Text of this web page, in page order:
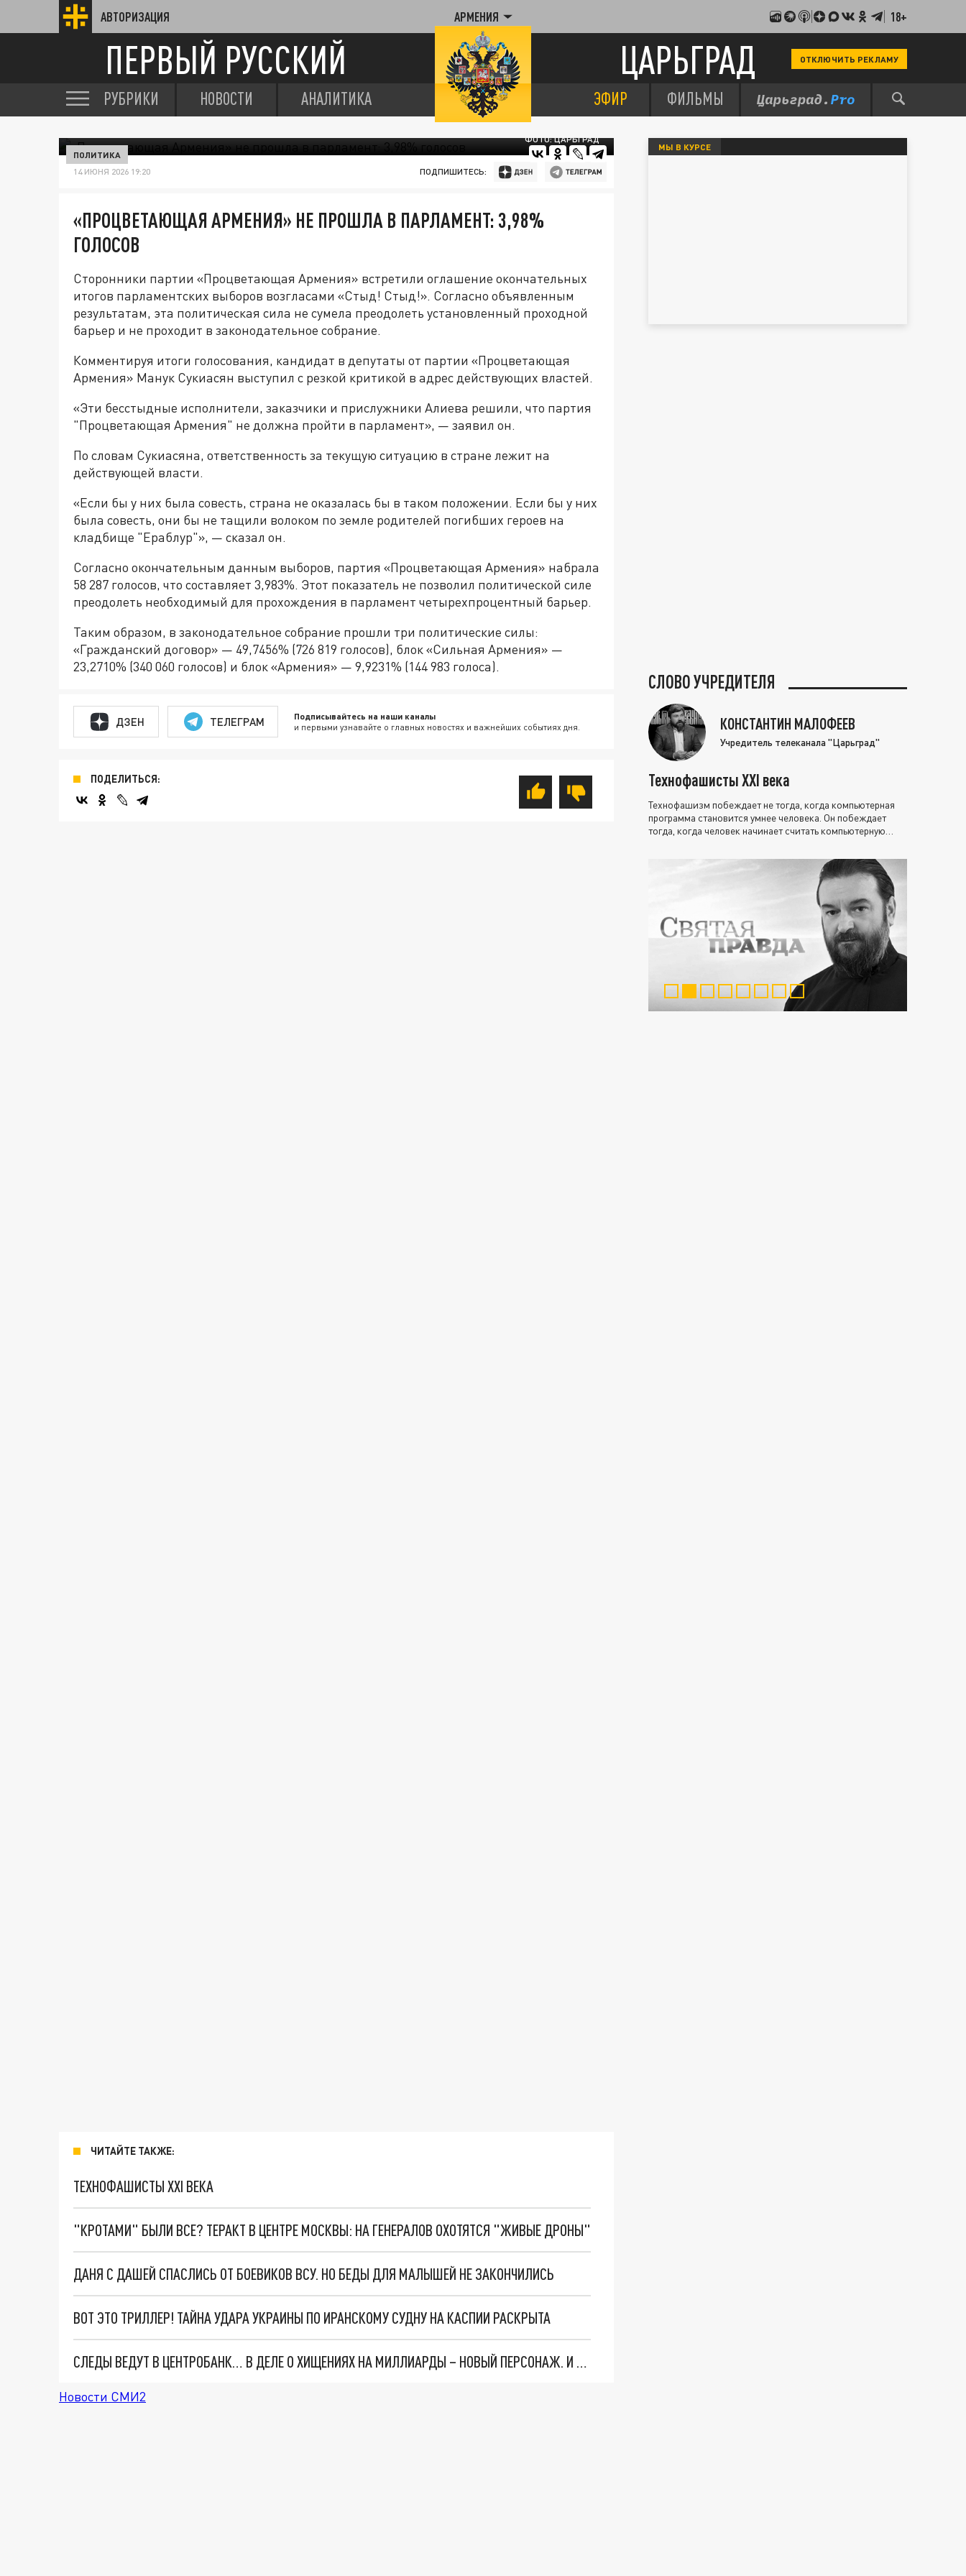
АВТОРИЗАЦИЯ АРМЕНИЯ 18+
ПЕРВЫЙ РУССКИЙ ЦАРЬГРАД ОТКЛЮЧИТЬ РЕКЛАМУ
РУБРИКИ НОВОСТИ АНАЛИТИКА ЭФИР ФИЛЬМЫ
ФОТО: ЦАРЬГРАД
ПОЛИТИКА
14 ИЮНЯ 2026 19:20 ПОДПИШИТЕСЬ:
«ПРОЦВЕТАЮЩАЯ АРМЕНИЯ» НЕ ПРОШЛА В ПАРЛАМЕНТ: 3,98%
ГОЛОСОВ
Сторонники партии «Процветающая Армения» встретили оглашение окончательных
итогов парламентских выборов возгласами «Стыд! Стыд!». Согласно объявленным
результатам, эта политическая сила не сумела преодолеть установленный проходной
барьер и не проходит в законодательное собрание.
Комментируя итоги голосования, кандидат в депутаты от партии «Процветающая
Армения» Манук Сукиасян выступил с резкой критикой в адрес действующих властей.
«Эти бесстыдные исполнители, заказчики и прислужники Алиева решили, что партия
"Процветающая Армения" не должна пройти в парламент», — заявил он.
По словам Сукиасяна, ответственность за текущую ситуацию в стране лежит на
действующей власти.
«Если бы у них была совесть, страна не оказалась бы в таком положении. Если бы у них
была совесть, они бы не тащили волоком по земле родителей погибших героев на
кладбище "Ераблур"», — сказал он.
Согласно окончательным данным выборов, партия «Процветающая Армения» набрала
58 287 голосов, что составляет 3,983%. Этот показатель не позволил политической силе
преодолеть необходимый для прохождения в парламент четырехпроцентный барьер.
Таким образом, в законодательное собрание прошли три политические силы:
«Гражданский договор» — 49,7456% (726 819 голосов), блок «Сильная Армения» —
23,2710% (340 060 голосов) и блок «Армения» — 9,9231% (144 983 голоса).
ДЗЕН ТЕЛЕГРАМ Подписывайтесь на наши каналы
и первыми узнавайте о главных новостях и важнейших событиях дня.
ПОДЕЛИТЬСЯ:
ЧИТАЙТЕ ТАКЖЕ:
ТЕХНОФАШИСТЫ XXI ВЕКА
"КРОТАМИ" БЫЛИ ВСЕ? ТЕРАКТ В ЦЕНТРЕ МОСКВЫ: НА ГЕНЕРАЛОВ ОХОТЯТСЯ "ЖИВЫЕ ДРОНЫ"
ДАНЯ С ДАШЕЙ СПАСЛИСЬ ОТ БОЕВИКОВ ВСУ. НО БЕДЫ ДЛЯ МАЛЫШЕЙ НЕ ЗАКОНЧИЛИСЬ
ВОТ ЭТО ТРИЛЛЕР! ТАЙНА УДАРА УКРАИНЫ ПО ИРАНСКОМУ СУДНУ НА КАСПИИ РАСКРЫТА
СЛЕДЫ ВЕДУТ В ЦЕНТРОБАНК… В ДЕЛЕ О ХИЩЕНИЯХ НА МИЛЛИАРДЫ – НОВЫЙ ПЕРСОНАЖ. И ОН УЖЕ В БЕГАХ
Новости СМИ2
МЫ В КУРСЕ
СЛОВО УЧРЕДИТЕЛЯ
КОНСТАНТИН МАЛОФЕЕВ
Учредитель телеканала "Царьград"
Технофашисты XXI века
Технофашизм побеждает не тогда, когда компьютерная
программа становится умнее человека. Он побеждает
тогда, когда человек начинает считать компьютерную